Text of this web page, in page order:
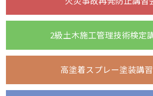
2級土木施工管理技術検定
高塗着スプレー塗装講